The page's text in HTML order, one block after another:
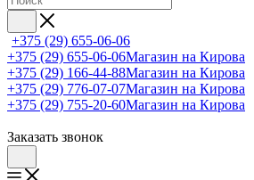
+375 (29) 655-06-06
+375 (29) 655-06-06Магазин на Кирова
+375 (29) 166-44-88Магазин на Кирова
+375 (29) 776-07-07Магазин на Кирова
+375 (29) 755-20-60Магазин на Кирова
Заказать звонок